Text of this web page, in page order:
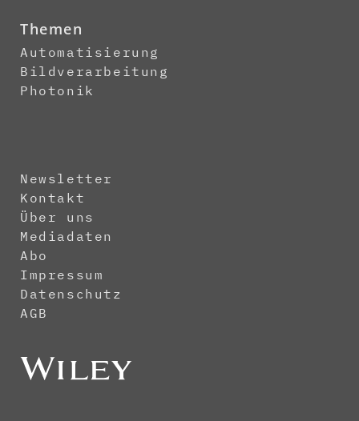
Themen
Automatisierung
Bildverarbeitung
Photonik
Newsletter
Kontakt
Über uns
Mediadaten
Abo
Impressum
Datenschutz
AGB